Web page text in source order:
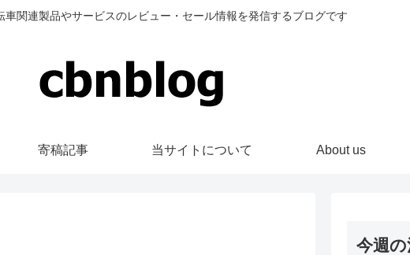
車関連製品やサービスのレビュー・セール情報を発信するブログです
寄稿記事 当サイトについて About us
今週